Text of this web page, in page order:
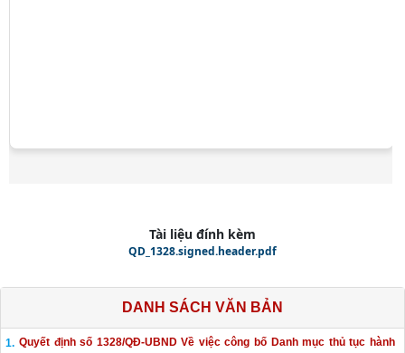
Tài liệu đính kèm
QD_1328.signed.header.pdf
DANH SÁCH VĂN BẢN
Quyết định số 1328/QĐ-UBND Về việc công bố Danh mục thủ tục hành